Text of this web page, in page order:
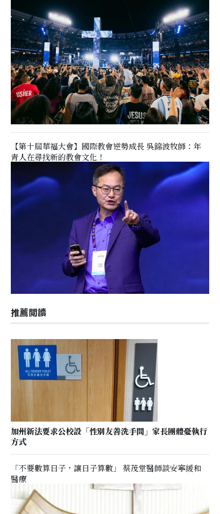
【第十屆華福大會】國際教會逆勢成長 吳錦波牧師：年
青人在尋找新的教會文化！
推薦閲讀
加州新法要求公校設「性別友善洗手間」家長團體憂執行
方式
「不要數算日子，讓日子算數」 蔡茂堂醫師談安寧緩和
醫療